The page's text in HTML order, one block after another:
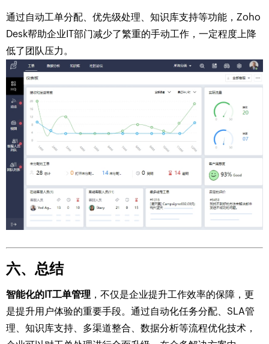
通过自动工单分配、优先级处理、知识库支持等功能，Zoho
Desk帮助企业IT部门减少了繁重的手动工作，一定程度上降
低了团队压力。
六、总结
智能化的IT工单管理 ，不仅是企业提升工作效率的保障，更
是提升用户体验的重要手段。通过自动化任务分配、SLA管
理、知识库支持、多渠道整合、数据分析等流程优化技术，